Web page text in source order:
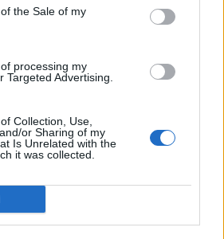
the Sale of my
processing my
Targeted Advertising.
Collection, Use,
or Sharing of my
Is Unrelated with the
it was collected.
3 stabilisce
lo Stato.
devono mettere a
famiglie i materiali
raccogliere il consenso,
trasparenza e valutazione
collegiali
centrale nella